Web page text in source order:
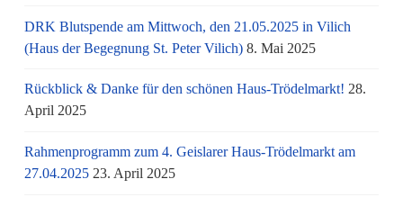
DRK Blutspende am Mittwoch, den 21.05.2025 in Vilich
(Haus der Begegnung St. Peter Vilich) 8. Mai 2025
Rückblick & Danke für den schönen Haus-Trödelmarkt! 28.
April 2025
Rahmenprogramm zum 4. Geislarer Haus-Trödelmarkt am
27.04.2025 23. April 2025